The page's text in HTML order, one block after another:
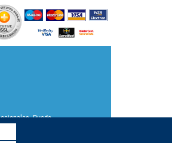
Puede
en nuestra